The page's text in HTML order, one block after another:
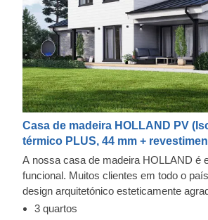
Casa de madeira HOLLAND PV
térmico PLUS, 44 mm +
A nossa casa de madeira HOLLAND é
funcional. Muitos clientes em todo o
design arquitetónico esteticamente
um toque mais contemporâneo do que
3 quartos